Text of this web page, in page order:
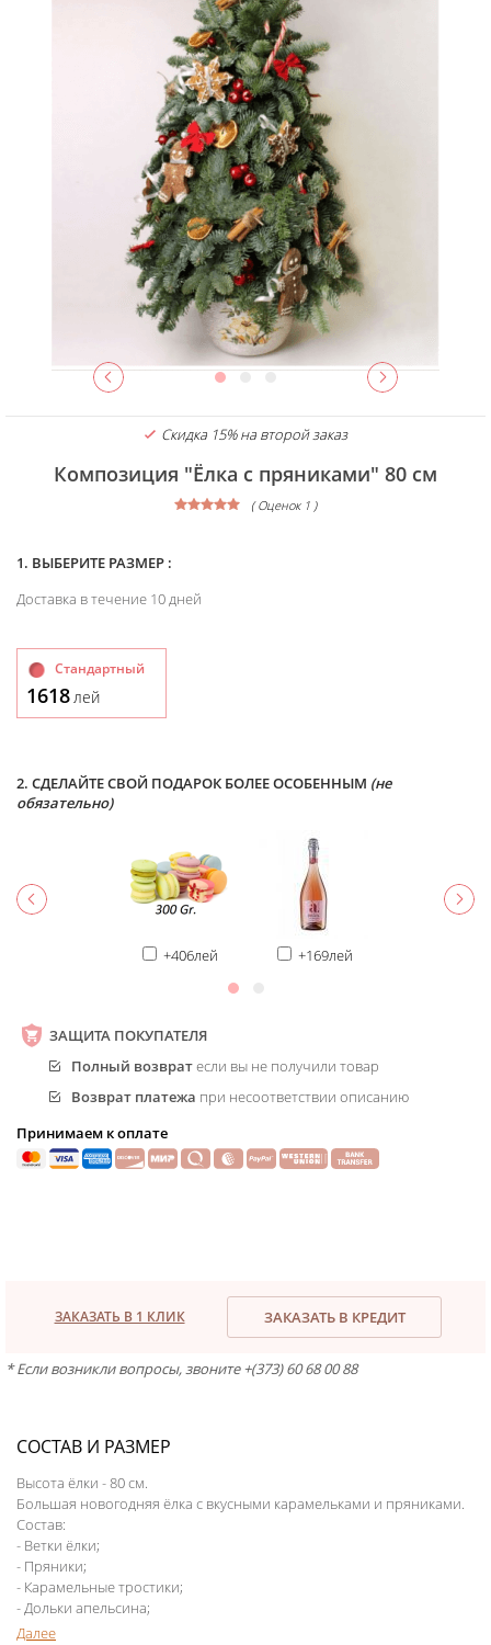
Скидка 15% на второй заказ
Композиция "Ёлка с пряниками" 80 см
( Оценок 1 )
1. ВЫБЕРИТЕ РАЗМЕР :
Доставка в течение 10 дней
Стандартный
1618лей
2. СДЕЛАЙТЕ СВОЙ ПОДАРОК БОЛЕЕ ОСОБЕННЫМ (не
обязательно)
+406лей +169лей
ЗАЩИТА ПОКУПАТЕЛЯ
Полный возвратесли вы не получили товар
Возврат платежа при несоответствии описанию
Принимаем к оплате
ЗАКАЗАТЬ В 1 КЛИК ЗАКАЗАТЬ В КРЕДИТ
* Если возникли вопросы, звоните +(373) 60 68 00 88
СОСТАВ И РАЗМЕР
Высота ёлки - 80 см.
Большая новогодняя ёлка с вкусными карамельками и пряниками.
Состав:
- Ветки ёлки;
- Пряники;
- Карамельные тростики;
- Дольки апельсина;
- Корица .
Далее